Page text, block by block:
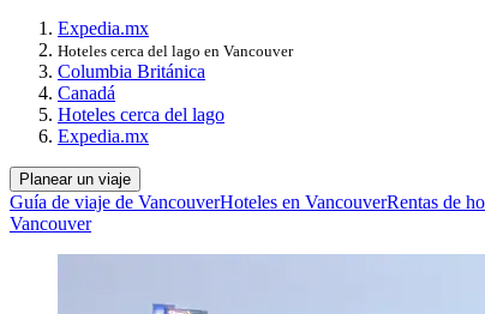
Expedia.mx
Hoteles cerca del lago en Vancouver
Columbia Británica
Canadá
Hoteles cerca del lago
Expedia.mx
Planear un viaje
Guía de viaje de VancouverHoteles en VancouverRentas de
Vancouver